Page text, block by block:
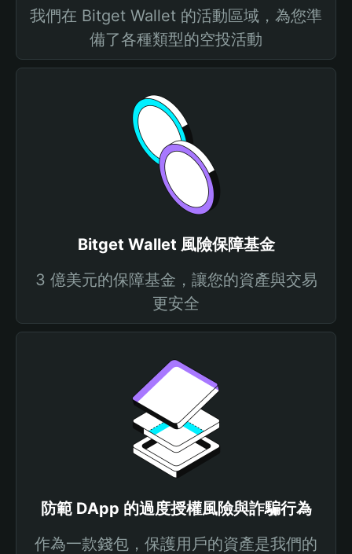
我們在 Bitget Wallet 的活動區域，為您準
備了各種類型的空投活動
Bitget Wallet 風險保障基金
3 億美元的保障基金，讓您的資產與交易
更安全
防範 DApp 的過度授權風險與詐騙行為
作為一款錢包，保護用戶的資產是我們的